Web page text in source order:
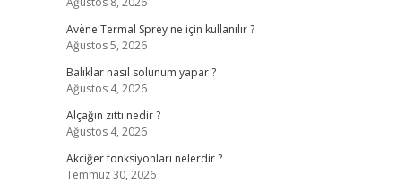
Avène Termal Sprey ne için kullanılır ?
Ağustos 5, 2026
Balıklar nasıl solunum yapar ?
Ağustos 4, 2026
Alçağın zıttı nedir ?
Ağustos 4, 2026
Akciğer fonksiyonları nelerdir ?
Temmuz 30, 2026